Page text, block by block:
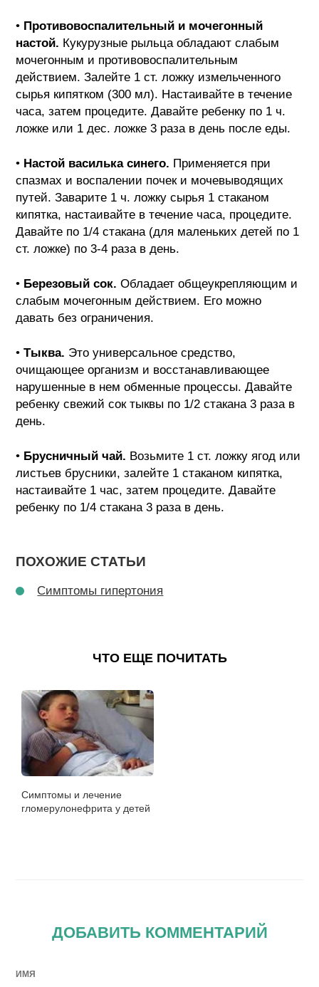
• Противовоспалительный и мочегонный
настой. Кукурузные рыльца обладают слабым
мочегонным и противовоспалительным
действием. Залейте 1 ст. ложку измельченного
сырья кипятком (300 мл). Настаивайте в течение
часа, затем процедите. Давайте ребенку по 1 ч.
ложке или 1 дес. ложке 3 раза в день после еды.
• Настой василька синего. Применяется при
спазмах и воспалении почек и мочевыводящих
путей. Заварите 1 ч. ложку сырья 1 стаканом
кипятка, настаивайте в течение часа, процедите.
Давайте по 1/4 стакана (для маленьких детей по 1
ст. ложке) по 3-4 раза в день.
• Березовый сок.Обладает общеукрепляющим и
слабым мочегонным действием. Его можно
давать без ограничения.
•Тыква. Это универсальное средство,
очищающее организм и восстанавливающее
нарушенные в нем обменные процессы. Давайте
ребенку свежий сок тыквы по 1/2 стакана 3 раза в
день.
• Брусничный чай. Возьмите 1 ст. ложку ягод или
листьев брусники, залейте 1 стаканом кипятка,
настаивайте 1 час, затем процедите. Давайте
ребенку по 1/4 стакана 3 раза в день.
ПОХОЖИЕ СТАТЬИ
Симптомы гипертония
ЧТО ЕЩЕ ПОЧИТАТЬ
Симптомы и лечение
гломерулонефрита у детей
ДОБАВИТЬ КОММЕНТАРИЙ
ИМЯ